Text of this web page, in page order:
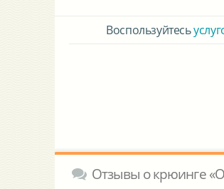
Воспользуйтесь
Отзывы о крюинге